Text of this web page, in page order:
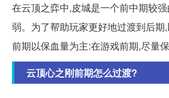
在云顶之弈中,皮城是一个前中期较
弱。为了帮助玩家更好地过渡到后期
前期以保血量为主:在游戏前期,尽量
云顶心之刚前期怎么过渡?